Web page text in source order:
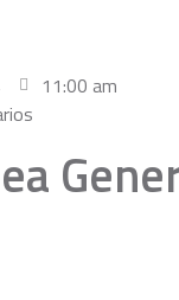
11:00 am